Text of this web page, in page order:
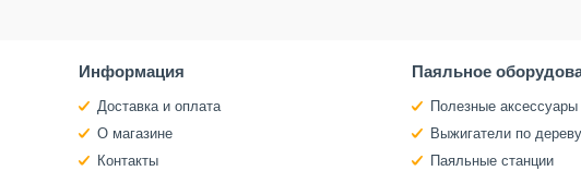
Информация
Доставка и оплата
О магазине
Контакты
Паяльное
Полезные аксессуары
Выжигатели по дереву
Паяльные станции